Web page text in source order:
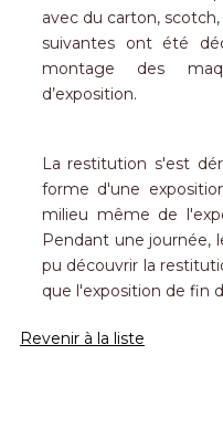
avec du carton, scotch,
suivantes ont été
montage des
d’exposition.
La restitution s'est
forme d'une
milieu même de
Pendant une journée,
pu découvrir la
que l'exposition de fin
Revenir à la liste